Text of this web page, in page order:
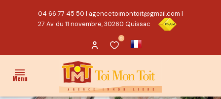
04 66 77 45 50 | agencetoimontoit@gmail.com |
27 Av. du 11 novembre, 30260 Quissac
0
Menu